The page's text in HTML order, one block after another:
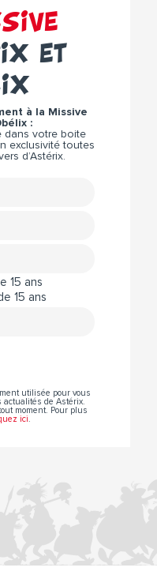
et
à la Missive
:
dans votre boite
exclusivité toutes
d’Astérix.
15 ans
15 ans
utilisée pour vous
actualités de Astérix.
moment. Pour plus
ici.